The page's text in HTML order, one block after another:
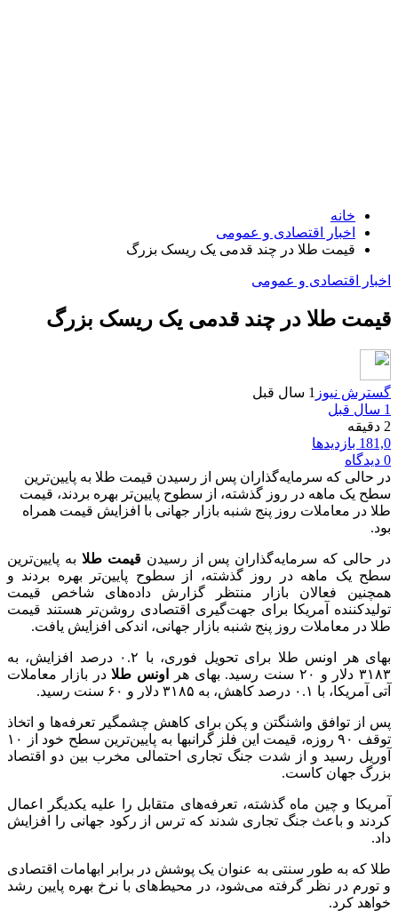
خانه
اخبار اقتصادی و عمومی
قیمت طلا در چند قدمی یک ریسک بزرگ
اخبار اقتصادی و عمومی
قیمت طلا در چند قدمی یک ریسک بزرگ
گسترش نیوز 1 سال قبل
1 سال قبل
2 دقیقه
181,0 بازدیدها
0 دیدگاه
در حالی که سرمایه‌گذاران پس از رسیدن قیمت طلا به پایین‌ترین
سطح یک ماهه در روز گذشته، از سطوح پایین‌تر بهره بردند، قیمت
طلا در معاملات روز پنج شنبه بازار جهانی با افزایش قیمت همراه
بود.
در حالی که سرمایه‌گذاران پس از رسیدنقیمت طلا به پایین‌ترین
سطح یک ماهه در روز گذشته، از سطوح پایین‌تر بهره بردند و
همچنین فعالان بازار منتظر گزارش داده‌های شاخص قیمت
تولیدکننده آمریکا برای جهت‌گیری اقتصادی روشن‌تر هستند قیمت
طلا در معاملات روز پنج شنبه بازار جهانی، اندکی افزایش یافت.
بهای هر اونس طلا برای تحویل فوری، با ۰.۲ درصد افزایش، به
۳۱۸۳ دلار و ۲۰ سنت رسید. بهای هر
اونس طلادر بازار معاملات
آتی آمریکا، با ۰.۱ درصد کاهش، به ۳۱۸۵ دلار و ۶۰ سنت رسید.
پس از توافق واشنگتن و پکن برای کاهش چشمگیر تعرفه‌ها و اتخاذ
توقف ۹۰ روزه، قیمت این فلز گرانبها به پایین‌ترین سطح خود از ۱۰
آوریل رسید و از شدت جنگ تجاری احتمالی مخرب بین دو اقتصاد
بزرگ جهان کاست.
آمریکا و چین ماه گذشته، تعرفه‌های متقابل را علیه یکدیگر اعمال
کردند و باعث جنگ تجاری شدند که ترس از رکود جهانی را افزایش
داد.
طلا که به طور سنتی به عنوان یک پوشش در برابر ابهامات اقتصادی
و تورم در نظر گرفته می‌شود، در محیط‌های با نرخ بهره پایین رشد
خواهد کرد.